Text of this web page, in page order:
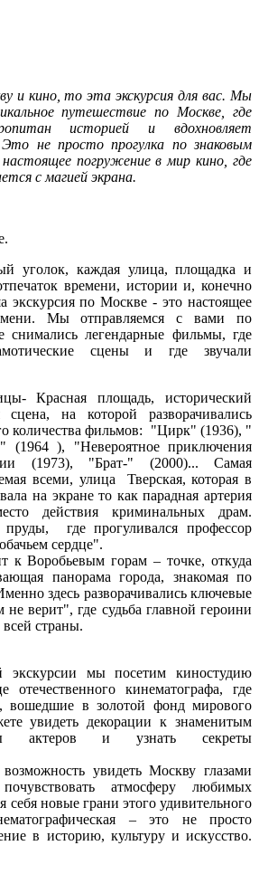
и кино, то эта экскурсия для вас. Мы
путешествие по Москве, где
историей и вдохновляет
не просто прогулка по знаковым
погружение в мир кино, где
с магией экрана.
уголок, каждая улица, площадка и
времени, истории и, конечно
экскурсия по Москве - это настоящее
Мы отправляемся с вами по
снимались легендарные фильмы, где
сцены и где звучали
Красная площадь, исторический
на которой разворачивались
количества фильмов: "Цирк" (1936), "
), "Невероятное приключения
(1973), "Брат-" (2000)... Самая
всеми, улица Тверская, которая в
на экране то как парадная артерия
действия криминальных драм.
где прогуливался профессор
сердце".
кВоробьевым горам – точке, откуда
панорама города, знакомая по
здесь разворачивались ключевые
верит", где судьба главной героини
всей страны.
экскурсии мы посетим киностудию
отечественного кинематографа, где
вошедшие в золотой фонд мирового
увидеть декорации к знаменитым
актеров и узнать секреты
увидеть Москву глазами
почувствовать атмосферу любимых
себя новые грани этого удивительного
– это не просто
в историю, культуру и искусство.